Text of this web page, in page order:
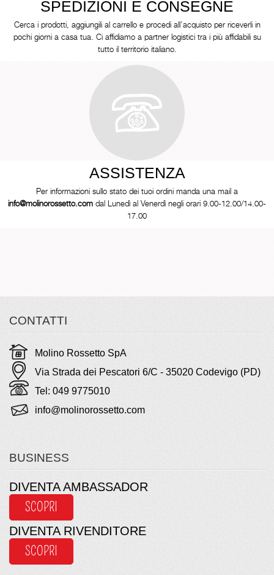
SPEDIZIONI E CONSEGNE
Cerca i prodotti, aggiungili al carrello e procedi all’acquisto per riceverli in
pochi giorni a casa tua. Ci affidiamo a partner logistici tra i più affidabili su
tutto il territorio italiano.
ASSISTENZA
Per informazioni sullo stato dei tuoi ordini manda una mail a
info@molinorossetto.com dal Lunedì al Venerdì negli orari 9.00-12.00/14.00-
17.00
CONTATTI
Molino Rossetto SpA
Via Strada dei Pescatori 6/C - 35020 Codevigo (PD)
Tel: 049 9775010
info@molinorossetto.com
BUSINESS
DIVENTA AMBASSADOR
SCOPRI
DIVENTA RIVENDITORE
SCOPRI